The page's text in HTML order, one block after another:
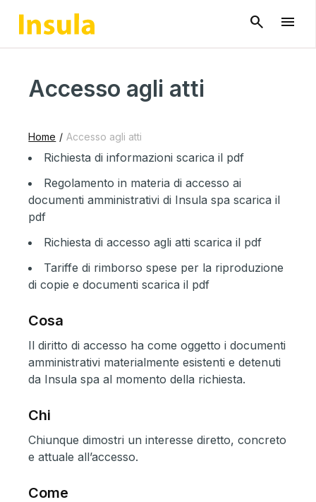
Accesso agli atti
Home / Accesso agli atti
Richiesta di informazioniscarica il pdf
Regolamento in materia di accesso ai
documenti amministrativi di Insula spascarica il
pdf
Richiesta di accesso agli attiscarica il pdf
Tariffe di rimborso spese per la riproduzione
di copie e documentiscarica il pdf
Cosa
Il diritto di accesso ha come oggetto i documenti
amministrativi materialmente esistenti e detenuti
da Insula spa al momento della richiesta.
Chi
Chiunque dimostri un interesse diretto, concreto
e attuale all’accesso.
Come